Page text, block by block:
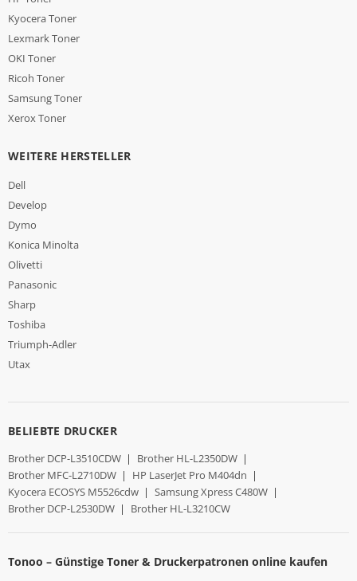
Kyocera Toner
Lexmark Toner
OKI Toner
Ricoh Toner
Samsung Toner
Xerox Toner
WEITERE HERSTELLER
Dell
Develop
Dymo
Konica Minolta
Olivetti
Panasonic
Sharp
Toshiba
Triumph-Adler
Utax
BELIEBTE DRUCKER
Brother DCP-L3510CDW | Brother HL-L2350DW |
Brother MFC-L2710DW | HP LaserJet Pro M404dn |
Kyocera ECOSYS M5526cdw | Samsung Xpress C480W |
Brother DCP-L2530DW | Brother HL-L3210CW
Tonoo – Günstige Toner & Druckerpatronen online kaufen